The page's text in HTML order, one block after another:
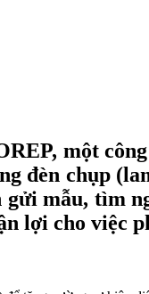
một
đèn chụp(
mẫu, tìm
lợi cho việc